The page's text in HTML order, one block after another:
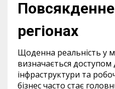
регіонах
Щоденна реальність у
визначається доступом
інфраструктури та
бізнес часто стає